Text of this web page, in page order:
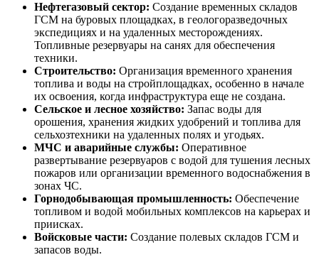
Нефтегазовый сектор: Создание временных складов
ГСМ на буровых площадках, в геологоразведочных
экспедициях и на удаленных месторождениях.
Топливные резервуары на санях для обеспечения
техники.
Строительство: Организация временного хранения
топлива и воды на стройплощадках, особенно в начале
их освоения, когда инфраструктура еще не создана.
Сельское и лесное хозяйство: Запас воды для
орошения, хранения жидких удобрений и топлива для
сельхозтехники на удаленных полях и угодьях.
МЧС и аварийные службы: Оперативное
развертывание резервуаров с водой для тушения лесных
пожаров или организации временного водоснабжения в
зонах ЧС.
Горнодобывающая промышленность: Обеспечение
топливом и водой мобильных комплексов на карьерах и
приисках.
Войсковые части: Создание полевых складов ГСМ и
запасов воды.